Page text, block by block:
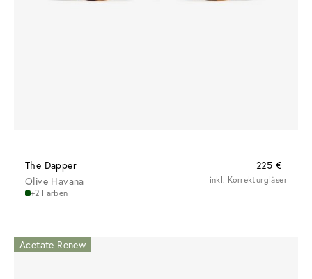
The Dapper
225 €
Olive Havana
+2 Farben
inkl. Korrekturgläser
Acetate Renew